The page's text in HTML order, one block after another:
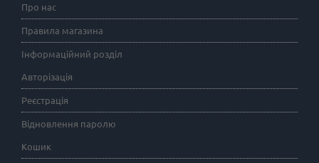
Про нас
Правила магазина
Інформаційний розділ
Авторізація
Реєстрація
Відновлення паролю
Кошик